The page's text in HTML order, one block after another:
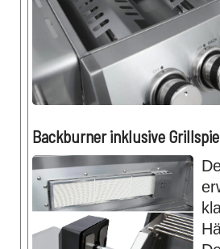
Backburner inklusive